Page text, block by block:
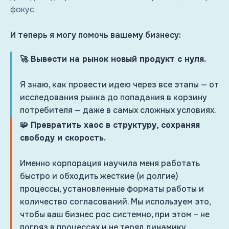
фокус.
И теперь я могу помочь вашему бизнесу:
🚀 Вывести на рынок новый продукт с нуля.
Я знаю, как провести идею через все этапы — от
исследования рынка до попадания в корзину
потребителя — даже в самых сложных условиях.
🧩 Превратить хаос в структуру, сохраняя
свободу и скорость.
Именно корпорация научила меня работать
быстро и обходить жесткие (и долгие)
процессы, установленные форматы работы и
количество согласований. Мы используем это,
чтобы ваш бизнес рос системно, при этом – не